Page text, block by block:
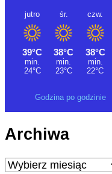
Godzina po godzinie
Archiwa
Archiwa